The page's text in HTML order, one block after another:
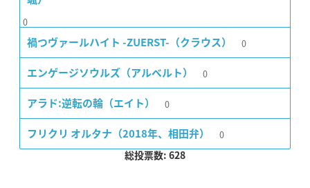
0
禍つヴァールハイト -ZUERST-（クラウス） 0
エンゲージソウルズ（アルベルト） 0
アラド:逆転の輪（エイト） 0
フリクリ オルタナ（2018年、相田弁） 0
総投票数: 628